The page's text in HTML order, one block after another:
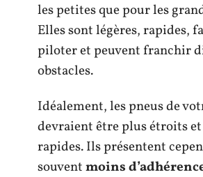
les petites que pour les
Elles sont légères, rapides,
piloter et peuvent franchir
obstacles.
Idéalement, les pneus de
devraient être plus étroits
rapides. Ils présentent
souventmoins